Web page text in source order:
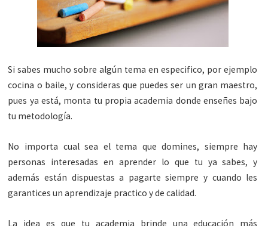
Si sabes mucho sobre algún tema en especifico, por ejemplo
cocina o baile, y consideras que puedes ser un gran maestro,
pues ya está, monta tu propia academia donde enseñes bajo
tu metodología.
No importa cual sea el tema que domines, siempre hay
personas interesadas en aprender lo que tu ya sabes, y
además están dispuestas a pagarte siempre y cuando les
garantices un aprendizaje practico y de calidad.
La idea es que tu academia brinde una educación más